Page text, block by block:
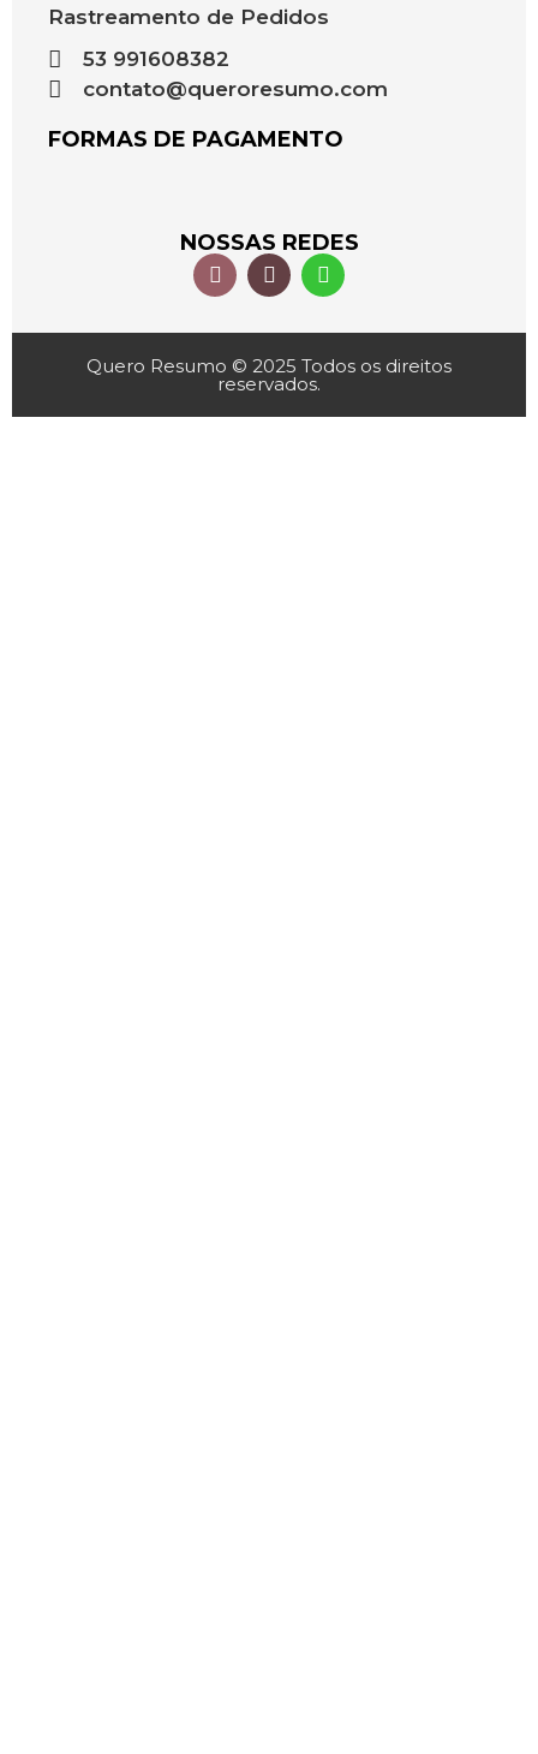
Rastreamento de Pedidos
53 991608382
contato@queroresumo.com
FORMAS DE PAGAMENTO
NOSSAS REDES
Quero Resumo © 2025 Todos os direitos
reservados.